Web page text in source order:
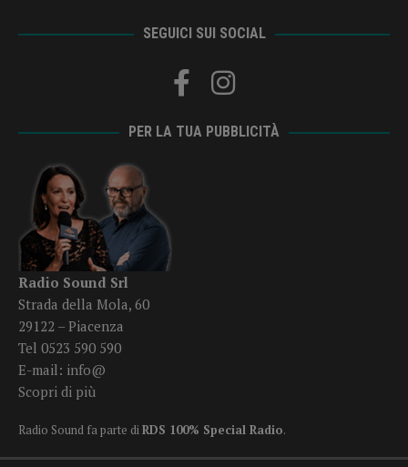
SEGUICI SUI SOCIAL
PER LA TUA PUBBLICITÀ
Radio Sound Srl
Strada della Mola, 60
29122 – Piacenza
Tel 0523 590 590
E-mail: info@
Scopri di più
Radio Sound fa parte diRDS 100% Special Radio.